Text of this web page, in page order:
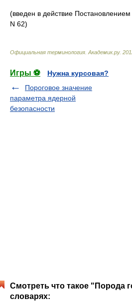
(введен в действие
N 62)
Официальная терминология Академик.ру.
Игры ⚽
Нужна курсовая?
Пороговое значение
параметра ядерной
безопасности
Смотреть что такое "Порода
словарях: